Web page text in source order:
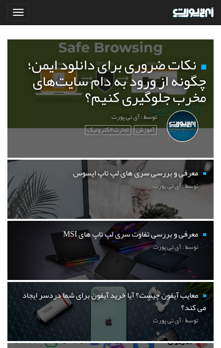
نکات ضروری برای دانلود ایمن؛
چگونه از ورود به دام سایت‌های
مخرب جلوگیری کنیم؟
توسط : آی تی پورت
آموزش تجارت الکترونیک
معرفی و بررسی سری های لپ تاپ ایسوس
توسط : آی تی پورت
معرفی و بررسی تفاوت سری لپ تاپ های MSI
توسط : آی تی پورت
معایب آیفون چیست؟ آیا خرید آیفون برای شما دردسر ایجاد
می کند؟
توسط : آی تی پورت